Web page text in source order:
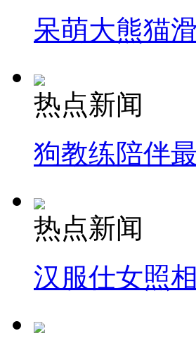
呆萌大熊猫
热点新闻
狗教练陪伴
热点新闻
汉服仕女照